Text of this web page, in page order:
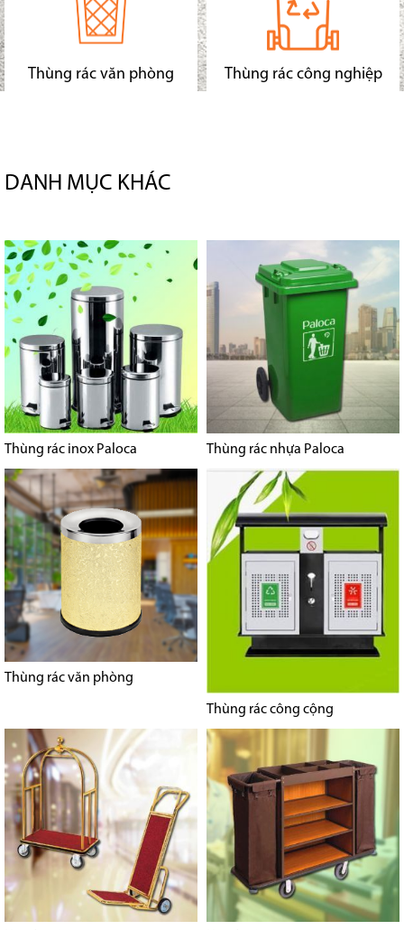
Thùng rác văn phòng Thùng rác công nghiệp
DANH MỤC KHÁC
Thùng rác inox Paloca Thùng rác nhựa Paloca
Thùng rác văn phòng
Thùng rác công cộng